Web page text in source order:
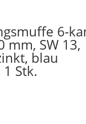
6-
mm, SW 13,
blau
Stk.